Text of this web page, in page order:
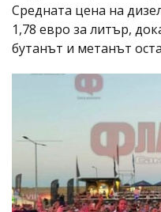
Средната цена на
1,78 евро за литър,
бутанът и метанът